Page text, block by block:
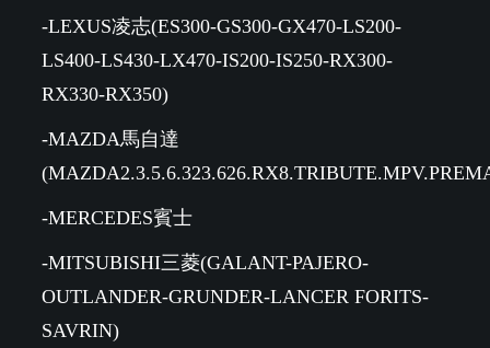
-LEXUS凌志(ES300-GS300-GX470-LS200-
LS400-LS430-LX470-IS200-IS250-RX300-
RX330-RX350)
-MAZDA馬自達
-MERCEDES賓士
-MITSUBISHI三菱(GALANT-PAJERO-
OUTLANDER-GRUNDER-LANCER FORITS-
SAVRIN)